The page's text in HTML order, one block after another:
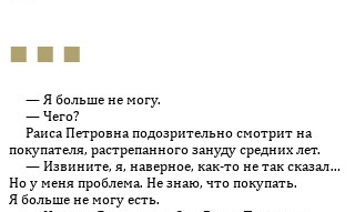
■ ■ ■
— Я больше не могу.
— Чего?
Раиса Петровна подозрительно смотрит на
покупателя, растрепанного зануду средних лет.
— Извините, я, наверное, как-то не так сказал…
Но у меня проблема. Не знаю, что покупать.
Я больше не могу есть.